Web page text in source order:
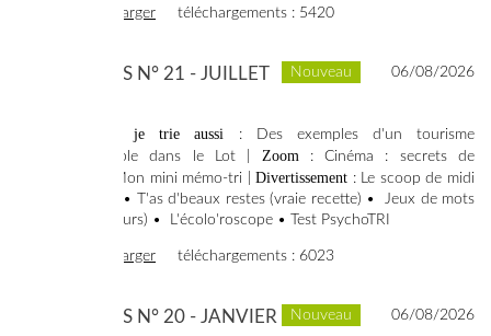
télécharger téléchargements : 5420
Nouveau 06/08/2026
SYNERGIES N° 21 - JUILLET
En vacances je trie aussi
: Des exemples d'un tourisme
écoresponsable dans le Lot |
Zoom
: Cinéma : secrets de
tournage • Mon mini mémo-tri |Divertissement : Le scoop de midi
) • T'as d'beaux restes (vraie recette) • Jeux de mots
(et jeu-concours) • L'écolo'roscope • Test PsychoTRI
télécharger téléchargements : 6023
Nouveau 06/08/2026
SYNERGIES N° 20 - JANVIER